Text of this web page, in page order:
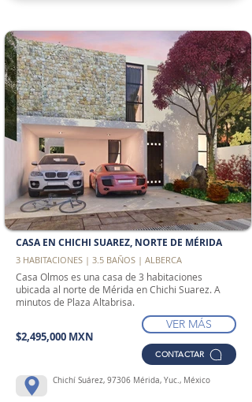
CASA EN CHICHI SUAREZ, NORTE DE MÉRIDA
3 HABITACIONES | 3.5 BAÑOS | ALBERCA
Casa Olmos es una casa de 3 habitaciones
ubicada al norte de Mérida en Chichi Suarez. A
minutos de Plaza Altabrisa.
$2,495,000 MXN
VER MÁS
CONTACTAR
Chichí Suárez, 97306 Mérida, Yuc., México